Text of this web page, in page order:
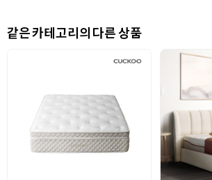
같은 카테고리의 다른 상품